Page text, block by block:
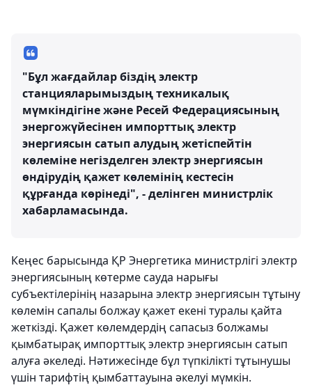
"Бұл жағдайлар біздің электр
станцияларымыздың техникалық
мүмкіндігіне және Ресей Федерациясының
энергожүйесінен импорттық электр
энергиясын сатып алудың жетіспейтін
көлеміне негізделген электр энергиясын
өндірудің қажет көлемінің кестесін
құрғанда көрінеді", - делінген министрлік
хабарламасында.
Кеңес барысында ҚР Энергетика министрлігі электр
энергиясының көтерме сауда нарығы
субъектілерінің назарына электр энергиясын тұтыну
көлемін сапалы болжау қажет екені туралы қайта
жеткізді. Қажет көлемдердің сапасыз болжамы
қымбатырақ импорттық электр энергиясын сатып
алуға әкеледі. Нәтижесінде бұл түпкілікті тұтынушы
үшін тарифтің қымбаттауына әкелуі мүмкін.